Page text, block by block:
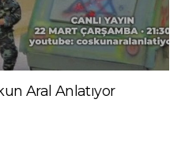
Aral Anlatıyor